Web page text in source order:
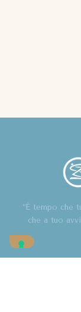
“È tempo che
che a tuo